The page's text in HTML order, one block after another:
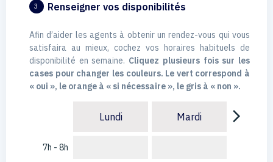
3 Renseigner vos disponibilités
Afin d’aider les agents à obtenir un rendez-vous qui vous
satisfaira au mieux, cochez vos horaires habituels de
disponibilité en semaine. Cliquez plusieurs fois sur les
cases pour changer les couleurs. Le vert correspond à
« oui », le orange à « si nécessaire », le gris à « non ».
7h - 8h
Lundi Mardi arrow_forward_ios